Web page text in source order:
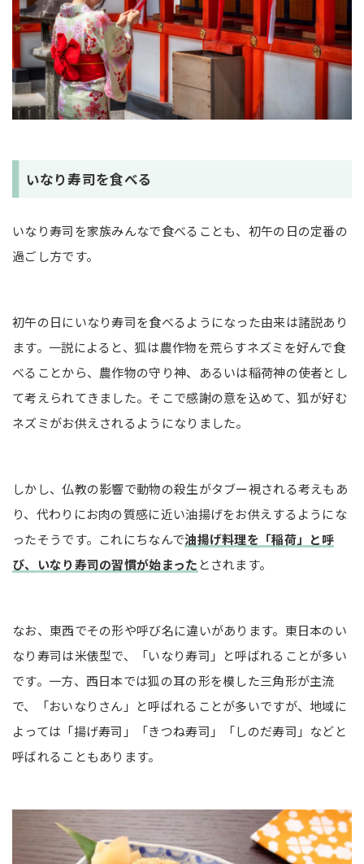
いなり寿司を食べる
いなり寿司を家族みんなで食べることも、初午の日の定番の
過ごし方です。
初午の日にいなり寿司を食べるようになった由来は諸説あり
ます。一説によると、狐は農作物を荒らすネズミを好んで食
べることから、農作物の守り神、あるいは稲荷神の使者とし
て考えられてきました。そこで感謝の意を込めて、狐が好む
ネズミがお供えされるようになりました。
しかし、仏教の影響で動物の殺生がタブー視される考えもあ
り、代わりにお肉の質感に近い油揚げをお供えするようにな
ったそうです。これにちなんで油揚げ料理を「稲荷」と呼
び、いなり寿司の習慣が始まった とされます。
なお、東西でその形や呼び名に違いがあります。東日本のい
なり寿司は米俵型で、「いなり寿司」と呼ばれることが多い
です。一方、西日本では狐の耳の形を模した三角形が主流
で、「おいなりさん」と呼ばれることが多いですが、地域に
よっては「揚げ寿司」「きつね寿司」「しのだ寿司」などと
呼ばれることもあります。